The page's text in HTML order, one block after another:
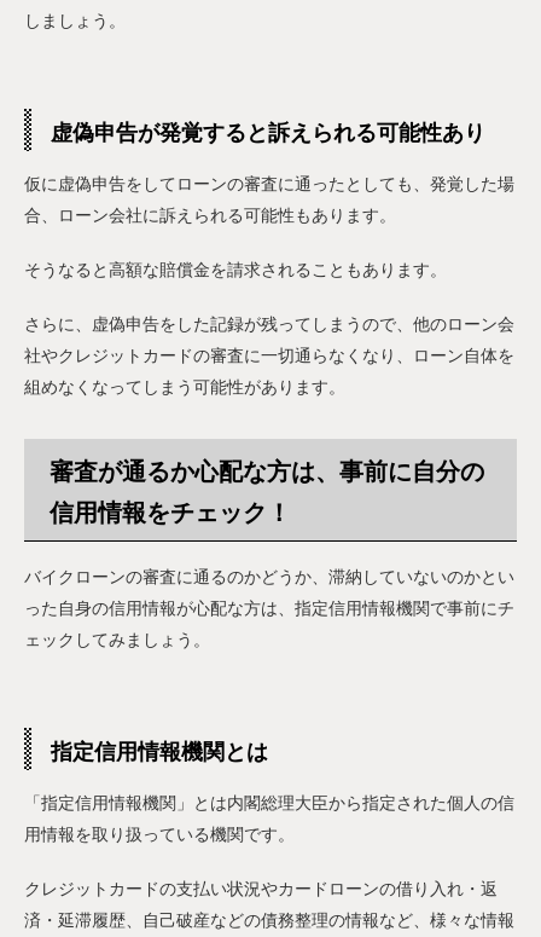
しましょう。
虚偽申告が発覚すると訴えられる可能性あり
仮に虚偽申告をしてローンの審査に通ったとしても、発覚した場
合、ローン会社に訴えられる可能性もあります。
そうなると高額な賠償金を請求されることもあります。
さらに、虚偽申告をした記録が残ってしまうので、他のローン会
社やクレジットカードの審査に一切通らなくなり、ローン自体を
組めなくなってしまう可能性があります。
審査が通るか心配な方は、事前に自分の
信用情報をチェック！
バイクローンの審査に通るのかどうか、滞納していないのかとい
った自身の信用情報が心配な方は、指定信用情報機関で事前にチ
ェックしてみましょう。
指定信用情報機関とは
「指定信用情報機関」とは内閣総理大臣から指定された個人の信
用情報を取り扱っている機関です。
クレジットカードの支払い状況やカードローンの借り入れ・返
済・延滞履歴、自己破産などの債務整理の情報など、様々な情報